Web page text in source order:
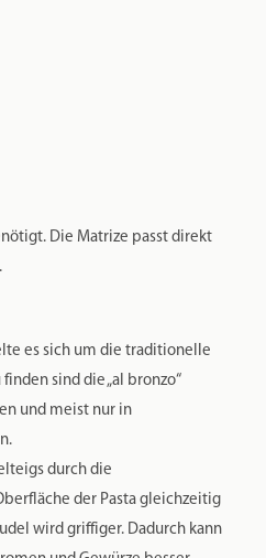
Die Matrize passt direkt
es sich um die traditionelle
sind die „al bronzo“
und meist nur in
durch die
der Pasta gleichzeitig
wird griffiger. Dadurch kann